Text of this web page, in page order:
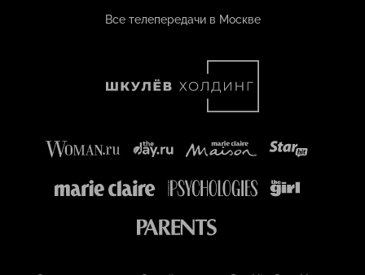
Все телепередачи в Москве